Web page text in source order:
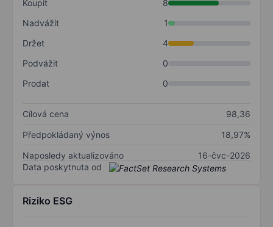
Koupit
8
Nadvážit
1
Držet
4
Podvážit
0
Prodat
0
Cílová cena
98,36
Předpokládaný výnos
18,97%
Naposledy aktualizováno
16-čvc-2026
Data poskytnuta od
Riziko ESG